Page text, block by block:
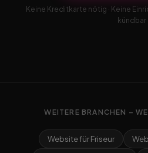
Keine Kreditkarte nötig · Keine
kündbar
WEITERE BRANCHEN –
Website für Friseur